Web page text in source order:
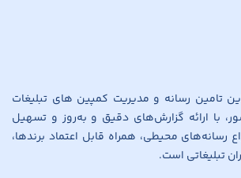
تامین رسانه و مدیریت کمپین های تبلیغات
با ارائه گزارش‌های دقیق و به‌روز و تسهیل
رسانه‌های محیطی، همراه قابل اعتماد برندها،
تبلیغاتی است.